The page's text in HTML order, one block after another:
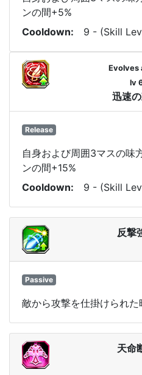
ンの間+5%
Cooldown
9 - (Skill
Evolves
lv
迅速
Release
自身および周囲3マスの味
ンの間+15%
Cooldown
9 - (Skill
反撃
Passive
敵から攻撃を仕掛けられ
天命